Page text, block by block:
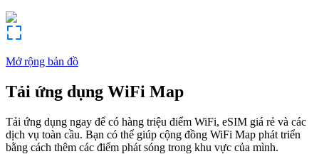
Mở rộng bản đồ
Tải ứng dụng WiFi Map
Tải ứng dụng ngay để có hàng triệu điểm WiFi, eSIM giá rẻ và các
dịch vụ toàn cầu. Bạn có thể giúp cộng đồng WiFi Map phát triển
bằng cách thêm các điểm phát sóng trong khu vực của mình.